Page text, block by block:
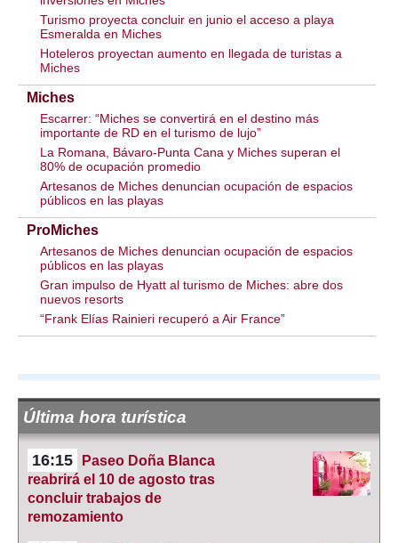
Turismo proyecta concluir en junio el acceso a playa
Esmeralda en Miches
Hoteleros proyectan aumento en llegada de turistas a
Miches
Miches
Escarrer: “Miches se convertirá en el destino más
importante de RD en el turismo de lujo”
La Romana, Bávaro-Punta Cana y Miches superan el
80% de ocupación promedio
Artesanos de Miches denuncian ocupación de espacios
públicos en las playas
ProMiches
Artesanos de Miches denuncian ocupación de espacios
públicos en las playas
Gran impulso de Hyatt al turismo de Miches: abre dos
nuevos resorts
“Frank Elías Rainieri recuperó a Air France”
Última hora turística
16:15
Paseo Doña Blanca
reabrirá el 10 de agosto tras
concluir trabajos de
remozamiento